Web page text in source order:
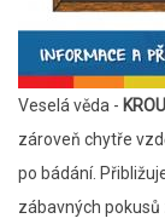
Veselá věda -
zároveň chytře
po bádání.
zábavných pokusů